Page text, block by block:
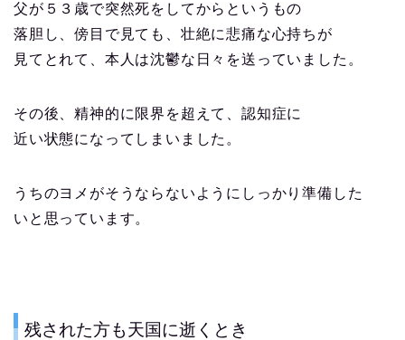
父が５３歳で突然死をしてからというもの
落胆し、傍目で見ても、壮絶に悲痛な心持ちが
見てとれて、本人は沈鬱な日々を送っていました。
その後、精神的に限界を超えて、認知症に
近い状態になってしまいました。
うちのヨメがそうならないようにしっかり準備した
いと思っています。
残された方も天国に逝くとき